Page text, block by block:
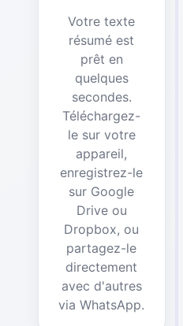
Votre texte
résumé est
prêt en
quelques
secondes.
Téléchargez-
le sur votre
appareil,
enregistrez-le
sur Google
Drive ou
Dropbox, ou
partagez-le
directement
avec d'autres
via WhatsApp.